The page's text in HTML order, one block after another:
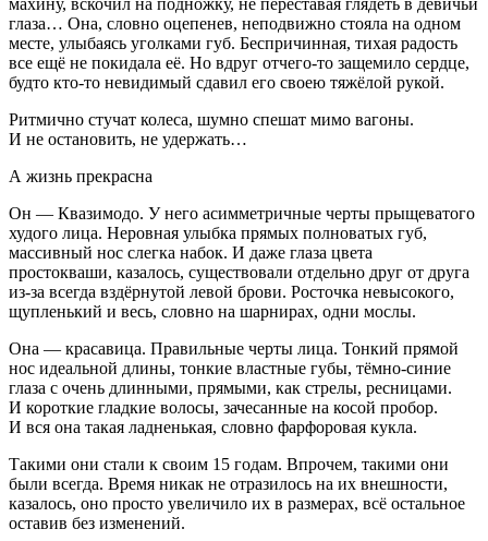
глаза… Она, словно оцепенев, неподвижно стояла на одном
месте, улыбаясь уголками губ. Беспричинная, тихая радость
все ещё не покидала её. Но вдруг отчего-то защемило сердце,
будто кто-то невидимый сдавил его своею тяжёлой рукой.
Ритмично стучат колеса, шумно спешат мимо вагоны.
И не остановить, не удержать…
А жизнь прекрасна
Он — Квазимодо. У него асимметричные черты прыщеватого
худого лица. Неровная улыбка прямых полноватых губ,
массивный нос слегка набок. И даже глаза цвета
простокваши, казалось, существовали отдельно друг от друга
из-за всегда вздёрнутой левой брови. Росточка невысокого,
щупленький и весь, словно на шарнирах, одни мослы.
Она — красавица. Правильные черты лица. Тонкий прямой
нос идеальной длины, тонкие властные губы, тёмно-синие
глаза с очень длинными, прямыми, как стрелы, ресницами.
И короткие гладкие волосы, зачесанные на косой пробор.
И вся она такая ладненькая, словно фарфоровая кукла.
Такими они стали к своим 15 годам. Впрочем, такими они
были всегда. Время никак не отразилось на их внешности,
казалось, оно просто увеличило их в размерах, всё остальное
оставив без изменений.